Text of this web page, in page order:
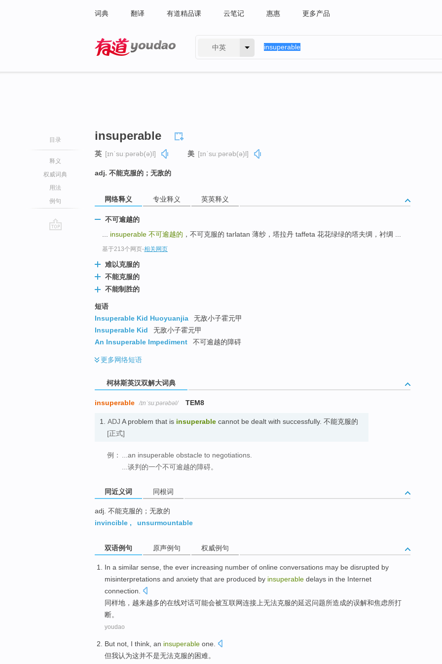
词典 翻译 有道精品课 云笔记 惠惠 更多产品
中英
目录
释义
权威词典
用法
例句
insuperable
英 [ɪnˈsuːpərəb(ə)l] 美 [ɪnˈsuːpərəb(ə)l]
adj. 不能克服的；无敌的
网络释义 专业释义 英英释义
不可逾越的
insuperable 不可逾越的 ，不可克服的 tarlatan 薄纱，塔拉丹 taffeta 花花绿绿的塔夫绸，衬绸 ...
基于213个网页-相关网页
难以克服的
不能克服的
不能制胜的
短语
Insuperable Kid Huoyuanjia
无敌小子霍元甲
Insuperable Kid
无敌小子霍元甲
An Insuperable Impediment
不可逾越的障碍
更多网络短语
柯林斯英汉双解大词典
insuperable /ɪnˈsuːpərəbəl/ TEM8
1. ADJ A problem that is insuperable cannot be dealt with successfully. 不能克服的
[正式]
例：
...an insuperable obstacle to negotiations.
...谈判的一个不可逾越的障碍。
同近义词 同根词
adj. 不能克服的；无敌的
invincible , unsurmountable
双语例句 原声例句 权威例句
In a similar sense, the ever increasing number of online conversations may be disrupted by
misinterpretations and anxiety that are produced by insuperable delays in the Internet
connection
同样地， 越来越多的在线对话可能会被互联网连接上无法克服的延迟问题所造成的误解和焦虑所打
断。
youdao
But not I think an insuperable one.
但我认为这并不是无法克服的困难。